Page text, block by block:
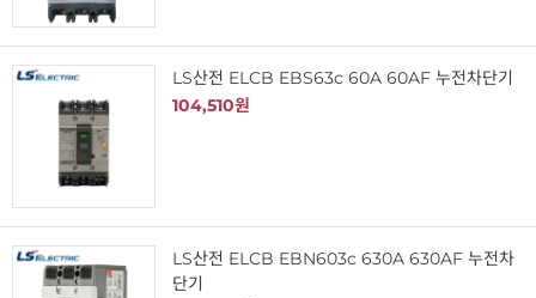
LS산전 ELCB EBS63c 60A 60AF 누전차단기
104,510원
LS산전 ELCB EBN603c 630A 630AF 누전차
단기